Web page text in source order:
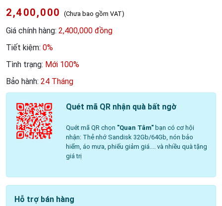
2,400,000 (Chưa bao gồm VAT)
Giá chính hàng: 2,400,000 đồng
Tiết kiệm: 0%
Tình trạng: Mới 100%
Bảo hành: 24 Tháng
Quét mã QR nhận quà bất ngờ
Quét mã QR chọn "Quan Tâm"bạn có cơ hội
nhận: Thẻ nhớ Sandisk 32Gb/64Gb, nón bảo
hiểm, áo mưa, phiếu giảm giá.... và nhiều quà tặng
giá trị
Hỗ trợ bán hàng